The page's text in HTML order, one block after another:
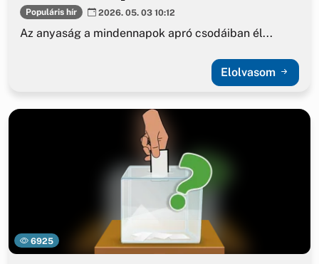
Populáris hír 2026. 05. 03 10:12
Az anyaság a mindennapok apró csodáiban él...
Elolvasom
6925